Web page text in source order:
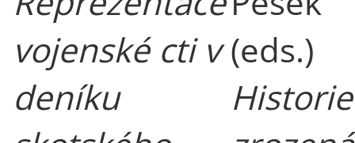
vojenské cti v
deníku
(eds.)
Historie